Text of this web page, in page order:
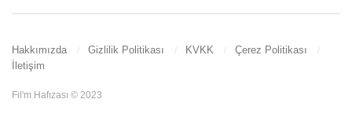
Hakkımızda Gizlilik Politikası KVKK
Çerez Politikası
İletişim
Fil'm Hafızası © 2023